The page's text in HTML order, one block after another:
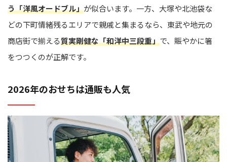
う「洋風オードブル」が似合います。一方、大塚や北池袋な
どの下町情緒残るエリアで親戚と集まるなら、東武や地元の
商店街で揃える質実剛健な「和洋中三段重」で、賑やかに箸
をつつくのが正解です。
2026年のおせちは通販も人気